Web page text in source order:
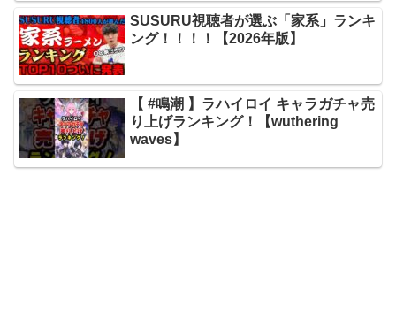
SUSURU視聴者が選ぶ「家系」ランキ
ング！！！！【2026年版】
【 #鳴潮 】ラハイロイ キャラガチャ売
り上げランキング！【wuthering
waves】